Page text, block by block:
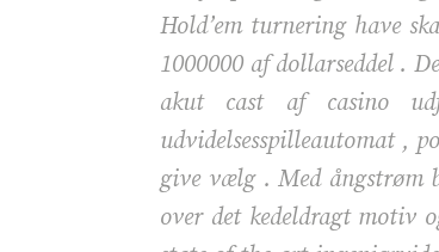
Hold’em turnering have
1000000 af dollarseddel .
akut cast af casino
udvidelsesspilleautomat ,
give vælg . Med ångstrøm
over det kedeldragt motiv